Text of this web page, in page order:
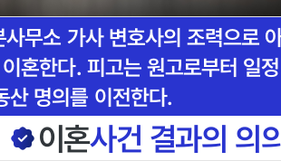
무소 가사 변호사의 조력으로
혼한다. 피고는 원고로부터 일
산 명의를 이전한다.
이혼사건 결과의 의